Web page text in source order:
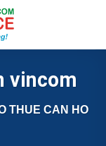
vincom
THUE CAN HO